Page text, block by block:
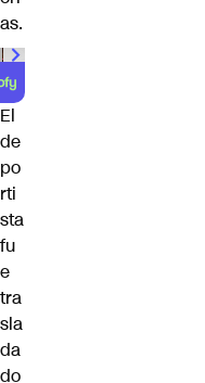
as.
El
de
po
rti
sta
fu
e
tra
sla
da
do